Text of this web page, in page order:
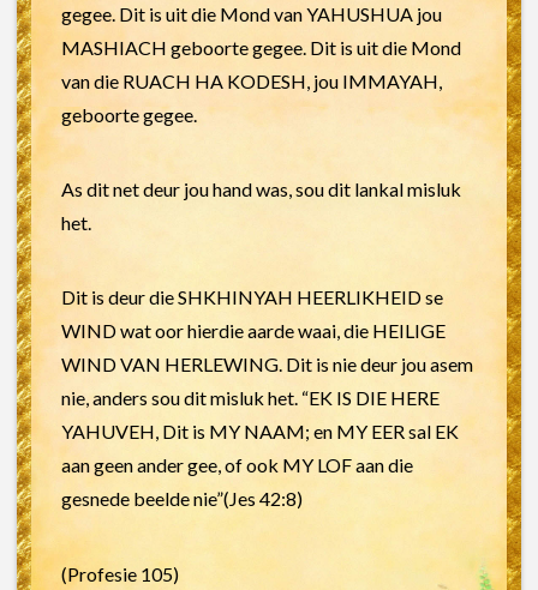
gegee. Dit is uit die Mond van YAHUSHUA jou
MASHIACH geboorte gegee. Dit is uit die Mond
van die RUACH HA KODESH, jou IMMAYAH,
geboorte gegee.
As dit net deur jou hand was, sou dit lankal misluk
het.
Dit is deur die SHKHINYAH HEERLIKHEID se
WIND wat oor hierdie aarde waai, die HEILIGE
WIND VAN HERLEWING. Dit is nie deur jou asem
nie, anders sou dit misluk het. “EK IS DIE HERE
YAHUVEH, Dit is MY NAAM; en MY EER sal EK
aan geen ander gee, of ook MY LOF aan die
gesnede beelde nie”(Jes 42:8)
(Profesie 105)